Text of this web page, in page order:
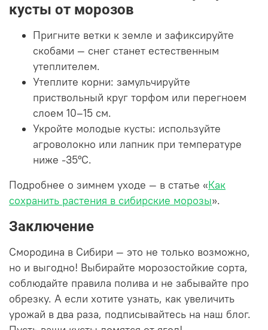
кусты от морозов
Пригните ветки к земле и зафиксируйте
скобами — снег станет естественным
утеплителем.
Утеплите корни: замульчируйте
приствольный круг торфом или перегноем
слоем 10–15 см.
Укройте молодые кусты: используйте
агроволокно или лапник при температуре
ниже -35°C.
Подробнее о зимнем уходе — в статье «Как
сохранить растения в сибирские морозы».
Заключение
Смородина в Сибири — это не только возможно,
но и выгодно! Выбирайте морозостойкие сорта,
соблюдайте правила полива и не забывайте про
обрезку. А если хотите узнать, как увеличить
урожай в два раза, подписывайтесь на наш блог.